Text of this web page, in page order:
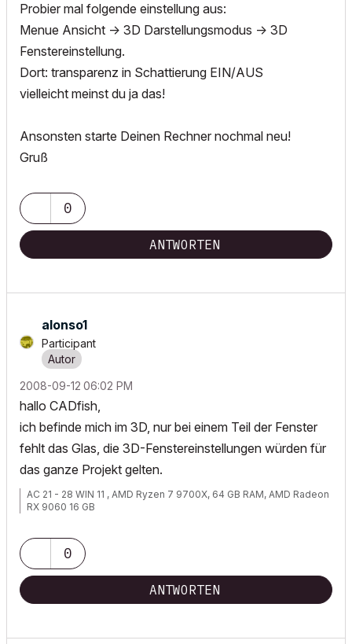
Probier mal folgende einstellung aus:
Menue Ansicht -> 3D Darstellungsmodus -> 3D
Fenstereinstellung.
Dort: transparenz in Schattierung EIN/AUS
vielleicht meinst du ja das!
Ansonsten starte Deinen Rechner nochmal neu!
Gruß
0
ANTWORTEN
alonso1
Participant
‎2008-09-12 06:02 PM
hallo CADfish,
ich befinde mich im 3D, nur bei einem Teil der Fenster
fehlt das Glas, die 3D-Fenstereinstellungen würden für
das ganze Projekt gelten.
AC 21 - 28 WIN 11 , AMD Ryzen 7 9700X, 64 GB RAM, AMD Radeon
RX 9060 16 GB
0
ANTWORTEN